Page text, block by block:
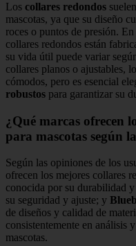
Los collares redondos
mascotas, ya que su diseño
roces o puntos de presión.
collares redondos están
su vida útil puede variar
collares planos o ajustables,
cómodos, pero es esencial
robustos para garantizar su
¿Qué marcas ofrecen
para mascotas según
Según las opiniones de los
ofrecen los mejores collares
conocida por su durabilidad
su seguridad y ajuste; y
de diseños y calidad de
consistentemente en análisis
mascotas.